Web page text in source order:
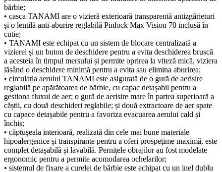
bărbie;
• casca TANAMI are o vizieră exterioară transparentă antizgârieturi
și o lentilă anti-aburire reglabilă Pinlock Max Vision 70 inclusă în
cutie;
• TANAMI este echipat cu un sistem de blocare centralizată a
vizierei și un buton de deschidere pentru a evita deschiderea bruscă
a acesteia în timpul mersului și permite oprirea la viteză mică, viziera
lăsând o deschidere minimă pentru a evita sau elimina aburirea;
• circulația aerului TANAMI este asigurată de o gură de aerisire
reglabilă pe apărătoarea de bărbie, cu capac detașabil pentru a
gestiona fluxul de aer; o gură de aerisire mare în partea superioară a
căștii, cu două deschideri reglabile; și două extractoare de aer spate
cu capace detașabile pentru a favoriza evacuarea aerului cald și
închis;
• căptușeala interioară, realizată din cele mai bune materiale
hipoalergenice și transpirante pentru a oferi prospețime maximă, este
complet detașabilă și lavabilă. Pernițele obrajilor au fost modelate
ergonomic pentru a permite acomodarea ochelarilor;
• sistemul de fixare a curelei de bărbie este echipat cu un inel dublu